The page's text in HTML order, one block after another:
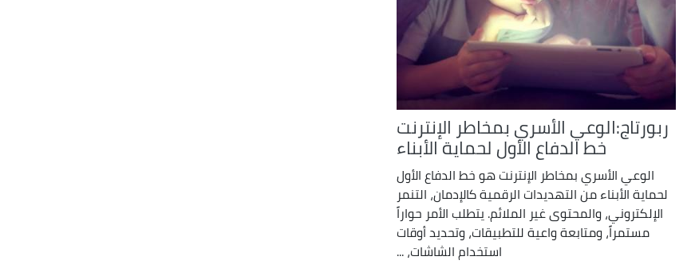
ربورتاج:الوعي الأسري بمخاطر الإنترنت
خط الدفاع الأول لحماية الأبناء
الوعي الأسري بمخاطر الإنترنت هو خط الدفاع الأول
لحماية الأبناء من التهديدات الرقمية كالإدمان، التنمر
الإلكتروني، والمحتوى غير الملائم. يتطلب الأمر حواراً
مستمراً، ومتابعة واعية للتطبيقات، وتحديد أوقات
استخدام الشاشات، ...